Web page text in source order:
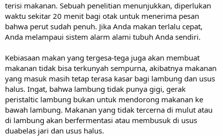
terisi makanan. Sebuah penelitian menunjukkan, diperlukan
waktu sekitar 20 menit bagi otak untuk menerima pesan
bahwa perut sudah penuh. Jika Anda makan terlalu cepat,
Anda melampaui sistem alarm alami tubuh Anda sendiri.
Kebiasaan makan yang tergesa-tega juga akan membuat
makanan tidak bisa terkunyah sempurna, akibatnya makanan
yang masuk masih tetap terasa kasar bagi lambung dan usus
halus. Ingat, bahwa lambung tidak punya gigi, gerak
peristaltic lambung bukan untuk mendorong makanan ke
bawah lambung. Makanan yang tidak tercerna di mulut atau
di lambung akan berfermentasi atau membusuk di usus
duabelas jari dan usus halus.